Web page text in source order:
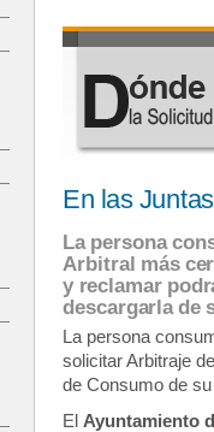
En las
La persona
Arbitral más
y reclamar
descargarla de
La persona
solicitar Arbitraje
de Consumo de
El Ayuntamiento